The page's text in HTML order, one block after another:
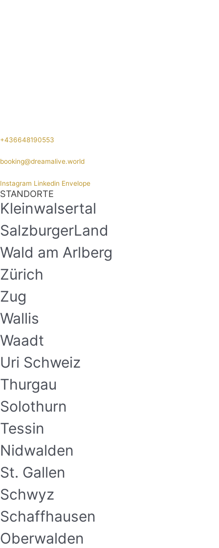
+436648190553
booking@dreamalive.world
Instagram Linkedin Envelope
STANDORTE
Kleinwalsertal
SalzburgerLand
Wald am Arlberg
Zürich
Zug
Wallis
Waadt
Uri Schweiz
Thurgau
Solothurn
Tessin
Nidwalden
St. Gallen
Schwyz
Schaffhausen
Oberwalden